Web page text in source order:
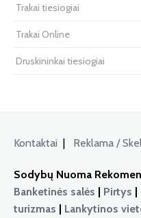
Trakai tiesiogiai
Trakai Online
Druskininkai tiesiogiai
Kontaktai | Reklama /
Sodybų Nuoma
Banketinės salės | Pirtys |
turizmas | Lankytinos